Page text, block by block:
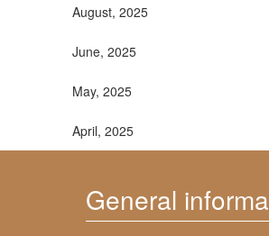
August, 2025
June, 2025
May, 2025
April, 2025
General